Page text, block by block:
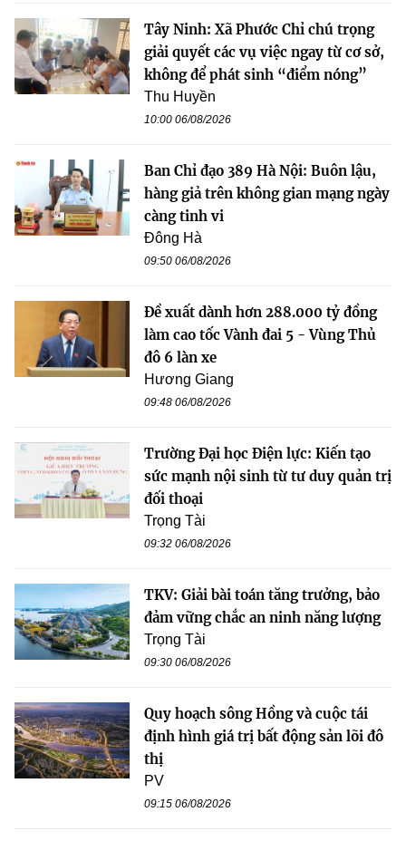
Tây Ninh: Xã Phước Chỉ chú trọng
giải quyết các vụ việc ngay từ cơ sở,
không để phát sinh “điểm nóng”
Thu Huyền
10:00 06/08/2026
Ban Chỉ đạo 389 Hà Nội: Buôn lậu,
hàng giả trên không gian mạng ngày
càng tinh vi
Đông Hà
09:50 06/08/2026
Đề xuất dành hơn 288.000 tỷ đồng
làm cao tốc Vành đai 5 - Vùng Thủ
đô 6 làn xe
Hương Giang
09:48 06/08/2026
Trường Đại học Điện lực: Kiến tạo
sức mạnh nội sinh từ tư duy quản trị
đối thoại
Trọng Tài
09:32 06/08/2026
TKV: Giải bài toán tăng trưởng, bảo
đảm vững chắc an ninh năng lượng
Trọng Tài
09:30 06/08/2026
Quy hoạch sông Hồng và cuộc tái
định hình giá trị bất động sản lõi đô
thị
PV
09:15 06/08/2026